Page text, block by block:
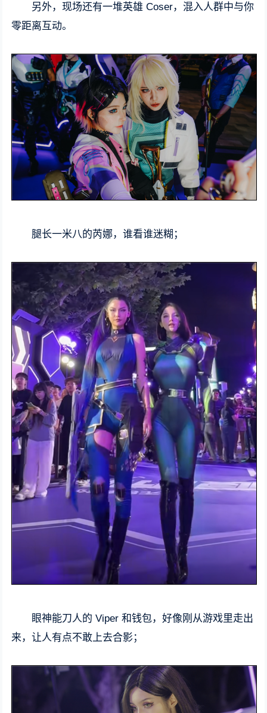
另外，现场还有一堆英雄 Coser，混入人群中与你
零距离互动。
腿长一米八的芮娜，谁看谁迷糊；
眼神能刀人的 Viper 和钱包，好像刚从游戏里走出
来，让人有点不敢上去合影；